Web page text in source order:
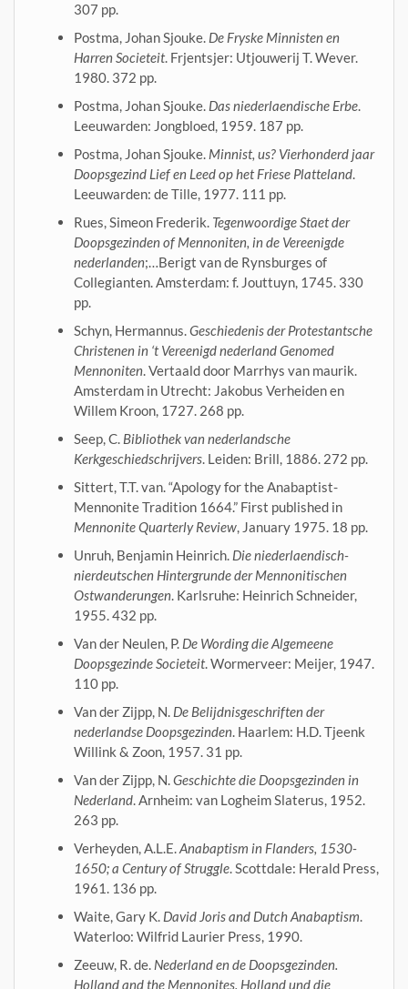
307 pp.
Postma, Johan Sjouke. De Fryske Minnisten en
Harren Societeit. Frjentsjer: Utjouwerij T. Wever.
1980. 372 pp.
Postma, Johan Sjouke. Das niederlaendische Erbe.
Leeuwarden: Jongbloed, 1959. 187 pp.
Postma, Johan Sjouke. Minnist, us? Vierhonderd jaar
Doopsgezind Lief en Leed op het Friese Platteland.
Leeuwarden: de Tille, 1977. 111 pp.
Rues, Simeon Frederik. Tegenwoordige Staet der
Doopsgezinden of Mennoniten, in de Vereenigde
nederlanden;…Berigt van de Rynsburges of
Collegianten. Amsterdam: f. Jouttuyn, 1745. 330
pp.
Schyn, Hermannus.Geschiedenis der Protestantsche
Christenen in ‘t Vereenigd nederland Genomed
Mennoniten. Vertaald door Marrhys van maurik.
Amsterdam in Utrecht: Jakobus Verheiden en
Willem Kroon, 1727. 268 pp.
Seep, C. Bibliothek van nederlandsche
Kerkgeschiedschrijvers. Leiden: Brill, 1886. 272 pp.
Sittert, T.T. van. “Apology for the Anabaptist-
Mennonite Tradition 1664.” First published in
Mennonite Quarterly Review, January 1975. 18 pp.
Unruh, Benjamin Heinrich. Die niederlaendisch-
nierdeutschen Hintergrunde der Mennonitischen
Ostwanderungen. Karlsruhe: Heinrich Schneider,
1955. 432 pp.
Van der Neulen, P. De Wording die Algemeene
Doopsgezinde Societeit. Wormerveer: Meijer, 1947.
110 pp.
Van der Zijpp, N. De Belijdnisgeschriften der
nederlandse Doopsgezinden. Haarlem: H.D. Tjeenk
Willink & Zoon, 1957. 31 pp.
Van der Zijpp, N.Geschichte die Doopsgezinden in
Nederland. Arnheim: van Logheim Slaterus, 1952.
263 pp.
Verheyden, A.L.E.Anabaptism in Flanders, 1530-
1650; a Century of Struggle. Scottdale: Herald Press,
1961. 136 pp.
Waite, Gary K. David Joris and Dutch Anabaptism.
Waterloo: Wilfrid Laurier Press, 1990.
Zeeuw, R. de. Nederland en de Doopsgezinden.
Holland and the Mennonites. Holland und die